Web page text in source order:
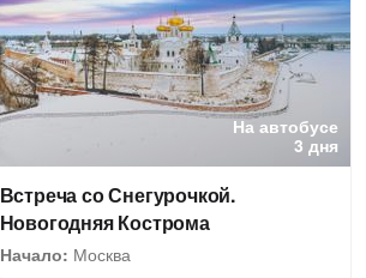
На автобусе
3 дня
Встреча со Снегурочкой.
Новогодняя Кострома
Начало: Москва